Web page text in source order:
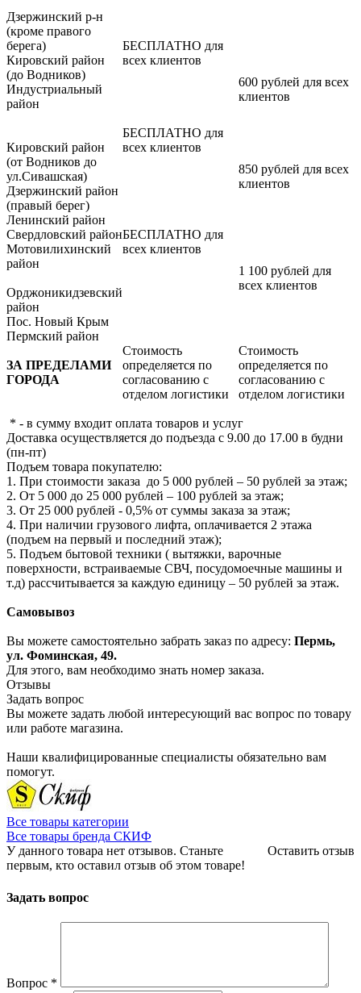
Дзержинский р-н
(кроме правого
берега)
Кировский район
(до Водников)
Индустриальный
район
Кировский район
(от Водников до
ул.Сивашская)
Дзержинский район
(правый берег)
Ленинский район
Свердловский район
Мотовилихинский
район
Орджоникидзевский
район
Пос. Новый Крым
Пермский район
БЕСПЛАТНО для
всех клиентов
БЕСПЛАТНО для
всех клиентов
БЕСПЛАТНО для
всех клиентов
600 рублей для всех
клиентов
850 рублей для всех
клиентов
1 100 рублей для
всех клиентов
ЗА ПРЕДЕЛАМИ
ГОРОДА
Стоимость
определяется по
согласованию с
отделом логистики
Стоимость
определяется по
согласованию с
отделом логистики
* - в сумму входит оплата товаров и услуг
Доставка осуществляется до подъезда с 9.00 до 17.00 в будни
(пн-пт)
Подъем товара покупателю:
1. При стоимости заказа до 5 000 рублей – 50 рублей за этаж;
2. От 5 000 до 25 000 рублей – 100 рублей за этаж;
3. От 25 000 рублей - 0,5% от суммы заказа за этаж;
4. При наличии грузового лифта, оплачивается 2 этажа
(подъем на первый и последний этаж);
5. Подъем бытовой техники ( вытяжки, варочные
поверхности, встраиваемые СВЧ, посудомоечные машины и
т.д) рассчитывается за каждую единицу – 50 рублей за этаж.
Самовывоз
Вы можете самостоятельно забрать заказ по адресу: Пермь,
ул. Фоминская, 49.
Для этого, вам необходимо знать номер заказа.
Отзывы
Задать вопрос
Вы можете задать любой интересующий вас вопрос по товару
или работе магазина.
Наши квалифицированные специалисты обязательно вам
помогут.
Все товары категории
Все товары бренда СКИФ
Оставить отзыв
У данного товара нет отзывов. Станьте
первым, кто оставил отзыв об этом товаре!
Задать вопрос
Вопрос *